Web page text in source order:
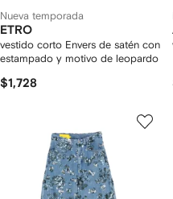
Nueva temporada
ETRO
vestido corto Envers de satén con
estampado y motivo de leopardo
$1,728